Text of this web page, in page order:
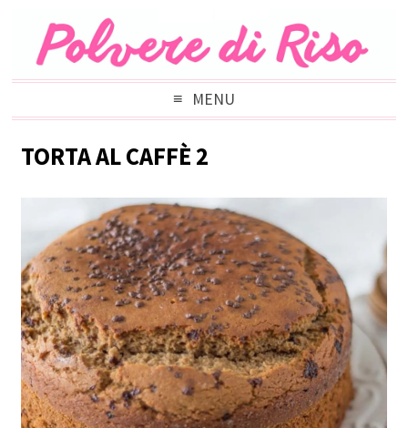
MENU
TORTA AL CAFFÈ 2